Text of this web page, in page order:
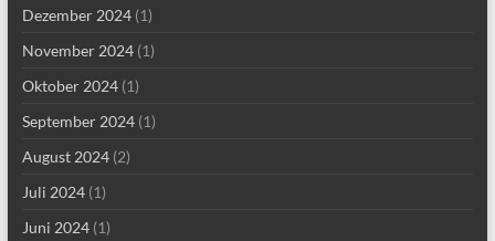
Dezember 2024(1)
November 2024(1)
Oktober 2024(1)
September 2024(1)
August 2024(2)
Juli 2024(1)
Juni 2024(1)